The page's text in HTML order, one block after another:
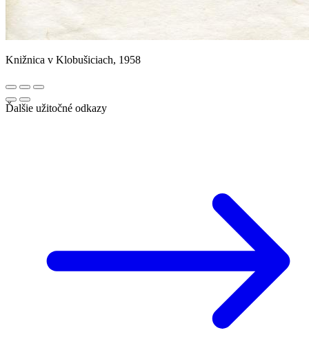
Knižnica v Klobušiciach, 1958
Ďalšie užitočné odkazy